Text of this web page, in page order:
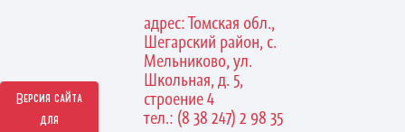
Версия сайта
для
адрес: Томская обл.,
Шегарский район, с.
Мельниково, ул.
Школьная, д. 5,
строение 4
тел.: (8 38 247) 2 98 35